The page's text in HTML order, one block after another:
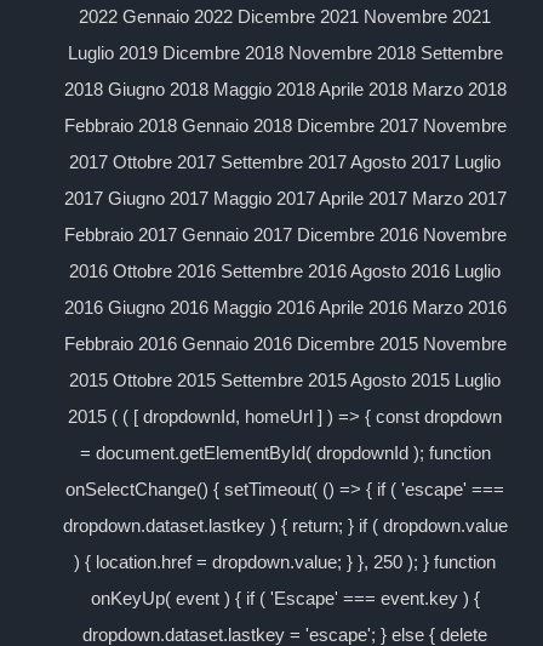
2022 Gennaio 2022 Dicembre 2021 Novembre 2021
Luglio 2019 Dicembre 2018 Novembre 2018 Settembre
2018 Giugno 2018 Maggio 2018 Aprile 2018 Marzo 2018
Febbraio 2018 Gennaio 2018 Dicembre 2017 Novembre
2017 Ottobre 2017 Settembre 2017 Agosto 2017 Luglio
2017 Giugno 2017 Maggio 2017 Aprile 2017 Marzo 2017
Febbraio 2017 Gennaio 2017 Dicembre 2016 Novembre
2016 Ottobre 2016 Settembre 2016 Agosto 2016 Luglio
2016 Giugno 2016 Maggio 2016 Aprile 2016 Marzo 2016
Febbraio 2016 Gennaio 2016 Dicembre 2015 Novembre
2015 Ottobre 2015 Settembre 2015 Agosto 2015 Luglio
2015 ( ( [ dropdownId, homeUrl ] ) => { const dropdown
= document.getElementById( dropdownId ); function
onSelectChange() { setTimeout( () => { if ( 'escape' ===
dropdown.dataset.lastkey ) { return; } if ( dropdown.value
) { location.href = dropdown.value; } }, 250 ); } function
onKeyUp( event ) { if ( 'Escape' === event.key ) {
dropdown.dataset.lastkey = 'escape'; } else { delete